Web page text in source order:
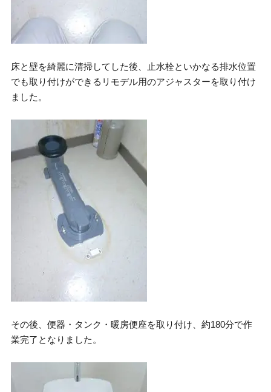
床と壁を綺麗に清掃してした後、止水栓といかなる排水位置
でも取り付けができるリモデル用のアジャスターを取り付け
ました。
その後、便器・タンク・暖房便座を取り付け、約180分で作
業完了となりました。